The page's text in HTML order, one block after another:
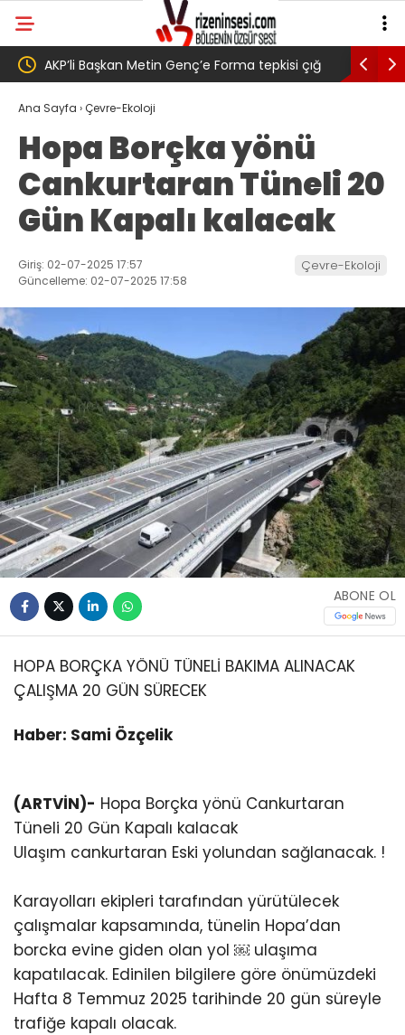
tepkisi çığ
” Genç,
dedi
Salah transferi sonrası 6661 forma alan
belediye başkanına ‘Kimin parasıyla’ sorusu
Ana Sayfa ›Çevre-Ekoloji
Hopa Borçka yönü
Cankurtaran Tüneli 20
Gün Kapalı kalacak
Giriş: 02-07-2025 17:57
Güncelleme: 02-07-2025 17:58
Çevre-Ekoloji
ABONE OL
HOPA BORÇKA YÖNÜ TÜNELİ BAKIMA ALINACAK
ÇALIŞMA 20 GÜN SÜRECEK
Haber: Sami Özçelik
(ARTVİN)- Hopa Borçka yönü Cankurtaran
Tüneli 20 Gün Kapalı kalacak
Ulaşım cankurtaran Eski yolundan sağlanacak. !
Karayolları ekipleri tarafından yürütülecek
çalışmalar kapsamında, tünelin Hopa’dan
borcka evine giden olan yol ￼ ulaşıma
kapatılacak. Edinilen bilgilere göre önümüzdeki
Hafta 8 Temmuz 2025 tarihinde 20 gün süreyle
trafiğe kapalı olacak.